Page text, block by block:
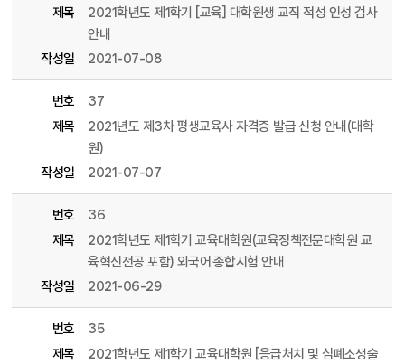
제목
2021학년도 제1학기 [교육] 대학원생 교직 적성 인성 검사
안내
작성일
2021-07-08
번호
37
제목
2021년도 제3차 평생교육사 자격증 발급 신청 안내(대학
원)
작성일
2021-07-07
번호
36
제목
2021학년도 제1학기 교육대학원(교육정책전문대학원 교
육혁신전공 포함) 외국어·종합시험 안내
작성일
2021-06-29
번호
35
제목
2021학년도 제1학기 교육대학원 [응급처치 및 심폐소생술